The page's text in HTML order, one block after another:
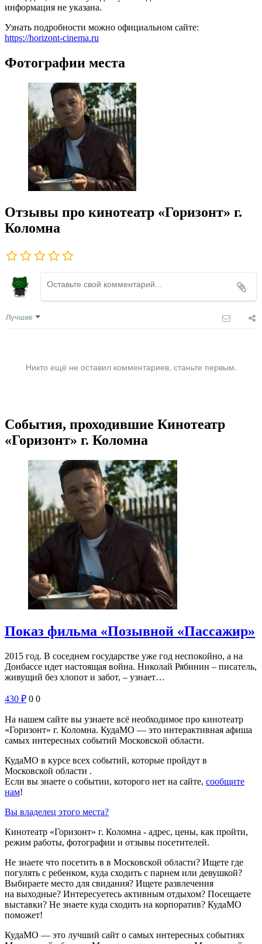
информация не указана.
Узнать подробности можно официальном сайте:
https://horizont-cinema.ru
Фотографии места
Отзывы про кинотеатр «Горизонт» г.
Коломна
Лучшие
Никто ещё не оставил комментариев, станьте первым.
События, проходившие Кинотеатр
«Горизонт» г. Коломна
Показ фильма «Позывной «Пассажир»
2015 год. В соседнем государстве уже год неспокойно, а на
Донбассе идет настоящая война. Николай Рябинин – писатель,
живущий без хлопот и забот, – узнает…
430 ₽ 0 0
На нашем сайте вы узнаете всё необходимое про кинотеатр
«Горизонт» г. Коломна. КудаМО — это интерактивная афиша
самых интересных событий Московской области.
КудаМО в курсе всех событий, которые пройдут в
Московской области .
Если вы знаете о событии, которого нет на сайте, сообщите
нам!
Вы владелец этого места?
Кинотеатр «Горизонт» г. Коломна - адрес, цены, как пройти,
режим работы, фотографии и отзывы посетителей.
Не знаете что посетить в в Московской области? Ищете где
погулять с ребенком, куда сходить с парнем или девушкой?
Выбираете место для свидания? Ищете развлечения
на выходные? Интересуетесь активным отдыхом? Посещаете
выставки? Не знаете куда сходить на корпоратив? КудаМО
поможет!
КудаМО — это лучший сайт о самых интересных событиях